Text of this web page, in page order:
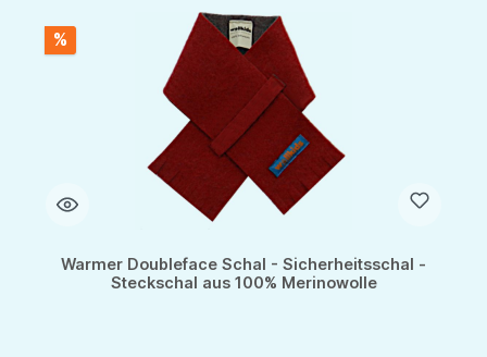
%
Warmer Doubleface Schal - Sicherheitsschal -
Steckschal aus 100% Merinowolle